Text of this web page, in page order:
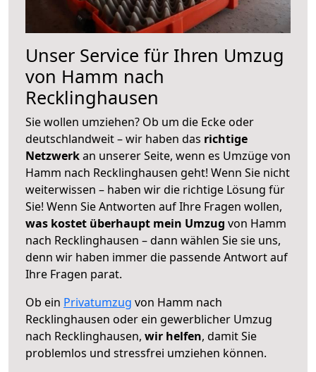
Unser Service für Ihren Umzug
von Hamm nach
Recklinghausen
Sie wollen umziehen? Ob um die Ecke oder
deutschlandweit – wir haben das richtige
Netzwerkan unserer Seite, wenn es Umzüge von
Hamm nach Recklinghausen geht! Wenn Sie nicht
weiterwissen – haben wir die richtige Lösung für
Sie! Wenn Sie Antworten auf Ihre Fragen wollen,
was kostet überhaupt mein Umzug von Hamm
nach Recklinghausen – dann wählen Sie sie uns,
denn wir haben immer die passende Antwort auf
Ihre Fragen parat.
Ob ein Privatumzug von Hamm nach
Recklinghausen oder ein gewerblicher Umzug
nach Recklinghausen, wir helfen, damit Sie
problemlos und stressfrei umziehen können.